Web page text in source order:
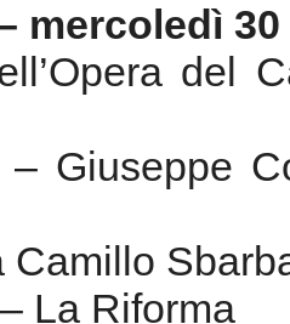
mercoledì
del
Giuseppe
Camillo
La Riforma